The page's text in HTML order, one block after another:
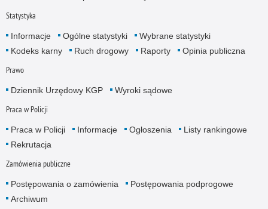
Statystyka
Informacje Ogólne statystyki
Wybrane statystyki
Kodeks karny
Ruch drogowy Raporty Opinia publiczna
Prawo
Dziennik Urzędowy KGP Wyroki sądowe
Praca w Policji
Praca w Policji Informacje Ogłoszenia
Listy rankingowe
Rekrutacja
Zamówienia publiczne
Postępowania o zamówienia
Postępowania podprogowe
Archiwum